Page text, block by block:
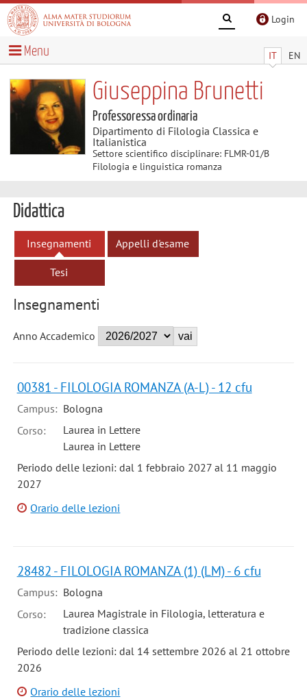
Login
IT EN
Menu
Giuseppina Brunetti
Professoressa ordinaria
Dipartimento di Filologia Classica e
Italianistica
Settore scientifico disciplinare: FLMR-01/B
Filologia e linguistica romanza
Didattica
Insegnamenti Appelli d'esame
Tesi
Insegnamenti
Anno Accademico
00381 - FILOLOGIA ROMANZA (A-L) - 12 cfu
Campus: Bologna
Corso:
Laurea in Lettere
Laurea in Lettere
Periodo delle lezioni: dal 1 febbraio 2027 al 11 maggio
2027
Orario delle lezioni
28482 - FILOLOGIA ROMANZA (1) (LM) - 6 cfu
Campus: Bologna
Corso:
Laurea Magistrale in Filologia, letteratura e
tradizione classica
Periodo delle lezioni: dal 14 settembre 2026 al 21 ottobre
2026
Orario delle lezioni